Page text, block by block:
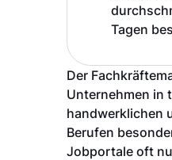
Tagen
Der
Unternehmen in
handwerklichen
Berufen
Jobportale oft